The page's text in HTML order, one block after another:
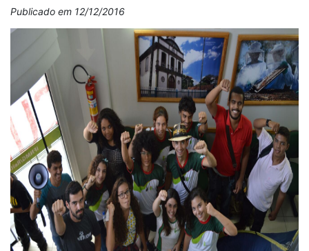
Publicado em 12/12/2016